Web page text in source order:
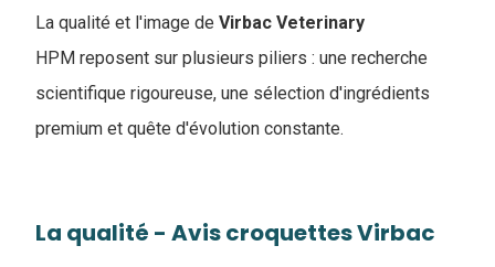
La qualité et l'image de Virbac Veterinary
HPM reposent sur plusieurs piliers : une recherche
scientifique rigoureuse, une sélection d'ingrédients
premium et quête d'évolution constante.
La qualité - Avis croquettes Virbac